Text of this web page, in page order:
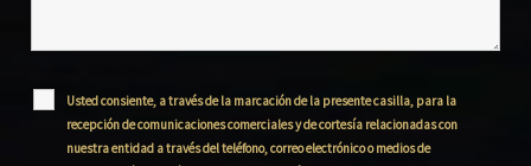
Usted consiente, a través de la marcación de la presente casilla, para la
recepción de comunicaciones comerciales y de cortesía relacionadas con
nuestra entidad a través del teléfono, correo electrónico o medios de